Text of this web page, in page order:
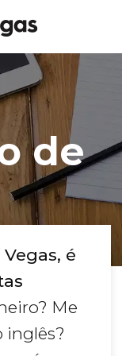
de
é
Me
inglês?